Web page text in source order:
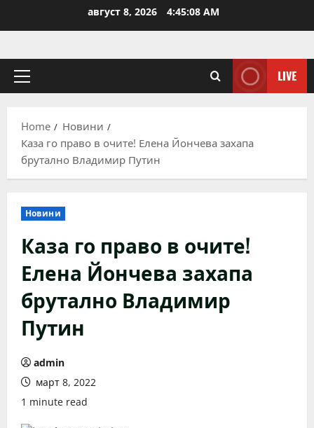
август 8, 2026 4:45:08 AM
Primary
LIVE
Home
Новини
Каза го право в очите! Елена Йончева захапа
брутално Владимир Путин
Новини
Каза го право в очите!
Елена Йончева захапа
брутално Владимир
Путин
admin
март 8, 2022
1 minute read